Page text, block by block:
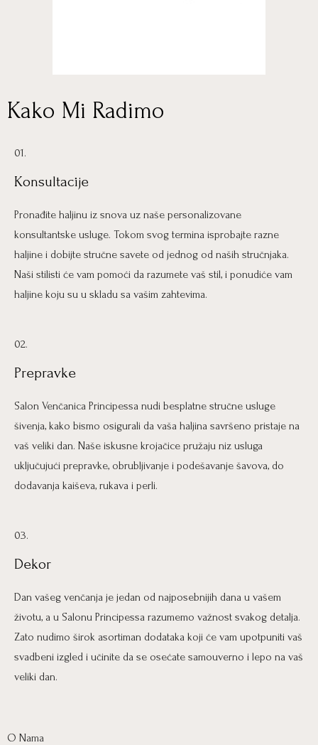
Kako Mi Radimo
01.
Konsultacije
Pronađite haljinu iz snova uz naše personalizovane
konsultantske usluge. Tokom svog termina isprobajte razne
haljine i dobijte stručne savete od jednog od naših stručnjaka.
Naši stilisti će vam pomoći da razumete vaš stil, i ponudiće vam
haljine koju su u skladu sa vašim zahtevima.
02.
Prepravke
Salon Venčanica Principessa nudi besplatne stručne usluge
šivenja, kako bismo osigurali da vaša haljina savršeno pristaje na
vaš veliki dan. Naše iskusne krojačice pružaju niz usluga
uključujući prepravke, obrubljivanje i podešavanje šavova, do
dodavanja kaiševa, rukava i perli.
03.
Dekor
Dan vašeg venčanja je jedan od najposebnijih dana u vašem
životu, a u Salonu Principessa razumemo važnost svakog detalja.
Zato nudimo širok asortiman dodataka koji će vam upotpuniti vaš
svadbeni izgled i učinite da se osećate samouverno i lepo na vaš
veliki dan.
O Nama